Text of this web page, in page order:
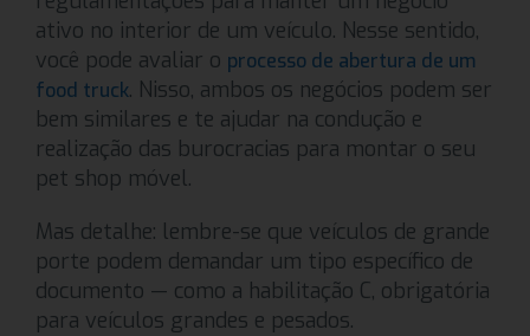
ativo no interior de um veículo. Nesse sentido,
você pode avaliar o processo de abertura de um
food truck. Nisso, ambos os negócios podem ser
bem similares e te ajudar na condução e
realização das burocracias para montar o seu
pet shop móvel.
Mas detalhe: lembre-se que veículos de grande
porte podem demandar um tipo específico de
documento — como a habilitação C, obrigatória
para veículos grandes e pesados.